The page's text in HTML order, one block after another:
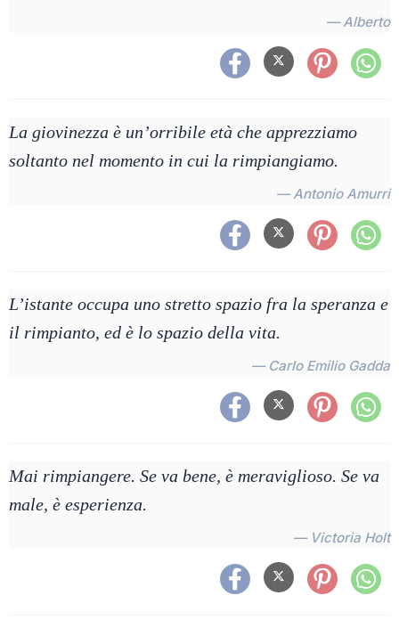
— Alberto
La giovinezza è un’orribile età che apprezziamo
soltanto nel momento in cui la rimpiangiamo.
— Antonio Amurri
L’istante occupa uno stretto spazio fra la speranza e
il rimpianto, ed è lo spazio della vita.
— Carlo Emilio Gadda
Mai rimpiangere. Se va bene, è meraviglioso. Se va
male, è esperienza.
— Victoria Holt